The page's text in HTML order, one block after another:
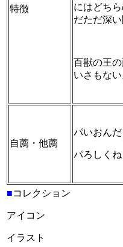
特徴
にはどち
だただ深い
百獣の王
いさもない
自薦・他薦
パいおんだ
パろしくね
■コレクション
アイコン
イラスト